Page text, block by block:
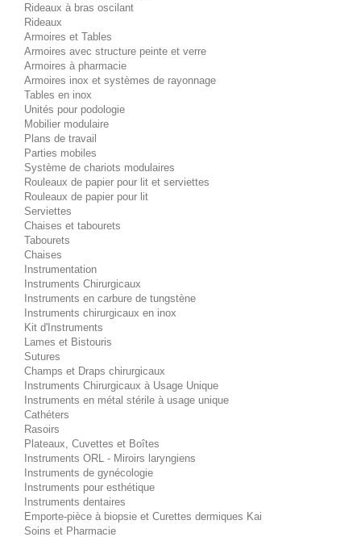
Rideaux à bras oscilant
Rideaux
Armoires et Tables
Armoires avec structure peinte et verre
Armoires à pharmacie
Armoires inox et systèmes de rayonnage
Tables en inox
Unités pour podologie
Mobilier modulaire
Plans de travail
Parties mobiles
Système de chariots modulaires
Rouleaux de papier pour lit et serviettes
Rouleaux de papier pour lit
Serviettes
Chaises et tabourets
Tabourets
Chaises
Instrumentation
Instruments Chirurgicaux
Instruments en carbure de tungstène
Instruments chirurgicaux en inox
Kit d'Instruments
Lames et Bistouris
Sutures
Champs et Draps chirurgicaux
Instruments Chirurgicaux à Usage Unique
Instruments en métal stérile à usage unique
Cathéters
Rasoirs
Plateaux, Cuvettes et Boîtes
Instruments ORL - Miroirs laryngiens
Instruments de gynécologie
Instruments pour esthétique
Instruments dentaires
Emporte-pièce à biopsie et Curettes dermiques Kai
Soins et Pharmacie